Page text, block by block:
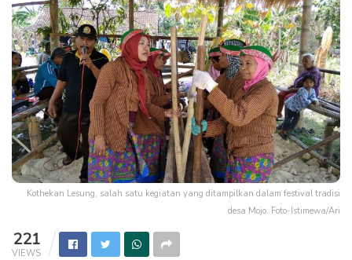
Kothekan Lesung, salah satu kegiatan yang ditampilkan dalam festival tradisi
desa Mojo. Foto-Istimewa/Ari
221
VIEWS